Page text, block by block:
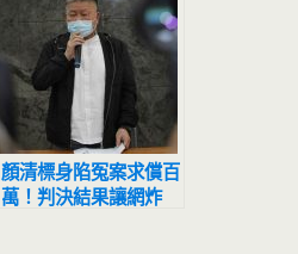
顏清標身陷冤案求償百
萬！判決結果讓網炸